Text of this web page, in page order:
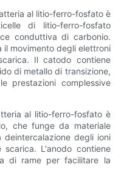
al litio-ferro-fosfato è
di litio-ferro-fosfato
conduttiva di carbonio.
movimento degli elettroni
Il catodo contiene
di metallo di transizione,
prestazioni complessive
al litio-ferro-fosfato è
che funge da materiale
degli ioni
L'anodo contiene
di rame per facilitare la